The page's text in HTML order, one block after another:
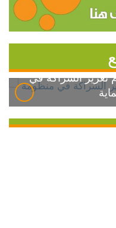
تعزيز الشراكة في